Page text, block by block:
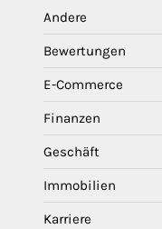
Andere
Bewertungen
E-Commerce
Finanzen
Geschäft
Immobilien
Karriere